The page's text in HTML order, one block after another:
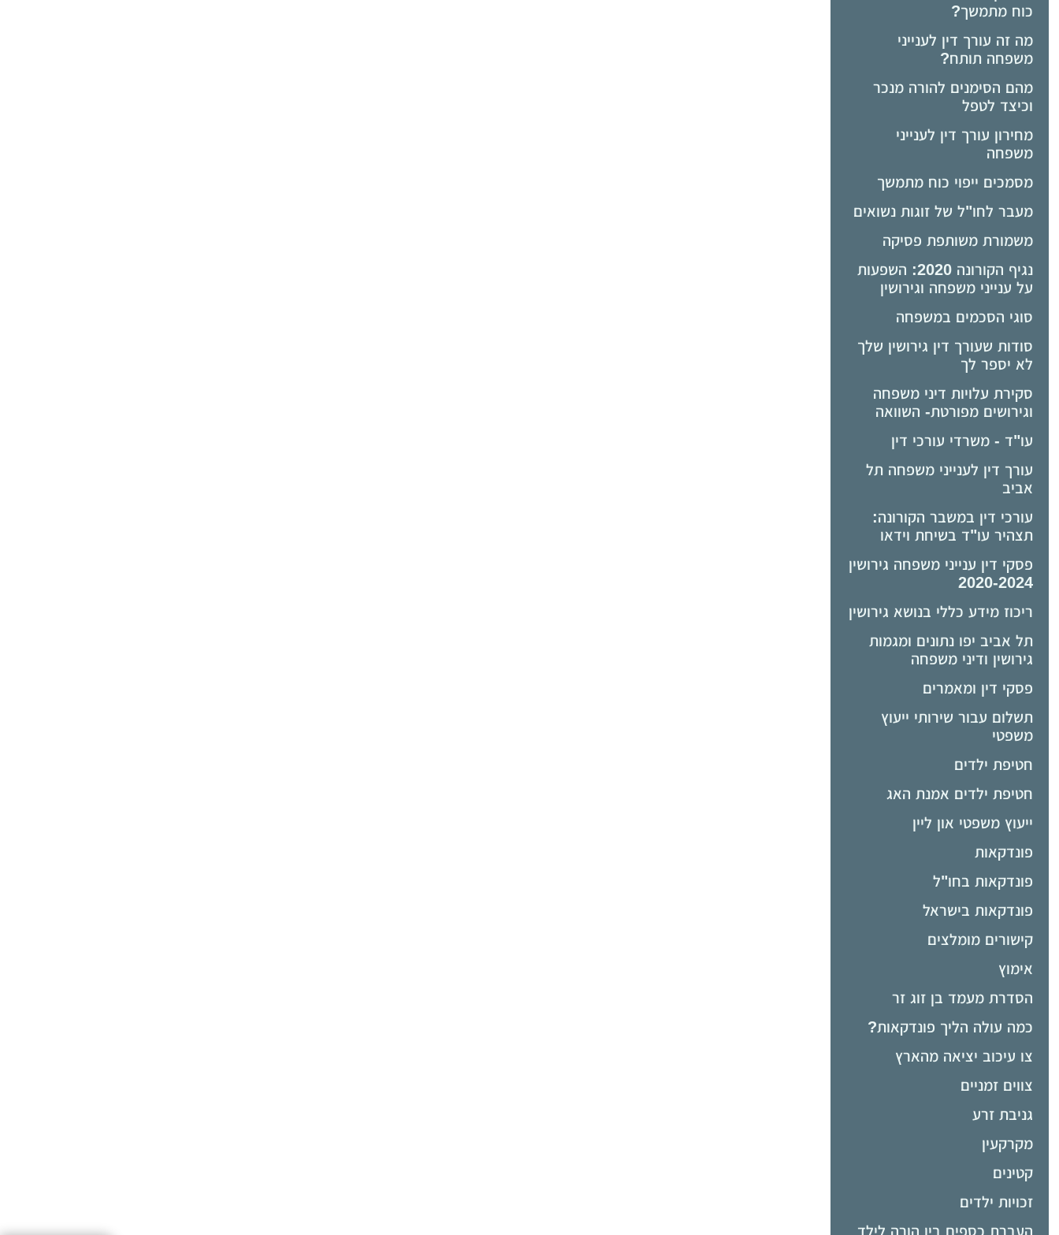
כוח מתמשך?
מה זה עורך דין לענייני
משפחה תותח?
מהם הסימנים להורה מנכר
וכיצד לטפל
מחירון עורך דין לענייני
משפחה
מסמכים ייפוי כוח מתמשך
מעבר לחו"ל של זוגות נשואים
משמורת משותפת פסיקה
נגיף הקורונה 2020: השפעות
על ענייני משפחה וגירושין
סוגי הסכמים במשפחה
סודות שעורך דין גירושין שלך
לא יספר לך
סקירת עלויות דיני משפחה
וגירושים מפורטת- השוואה
עו"ד - משרדי עורכי דין
עורך דין לענייני משפחה תל
אביב
עורכי דין במשבר הקורונה:
תצהיר עו"ד בשיחת וידאו
פסקי דין ענייני משפחה גירושין
2020-2024
ריכוז מידע כללי בנושא גירושין
תל אביב יפו נתונים ומגמות
גירושין ודיני משפחה
פסקי דין ומאמרים
תשלום עבור שירותי ייעוץ
משפטי
חטיפת ילדים
חטיפת ילדים אמנת האג
ייעוץ משפטי און ליין
פונדקאות
פונדקאות בחו"ל
פונדקאות בישראל
קישורים מומלצים
אימוץ
הסדרת מעמד בן זוג זר
כמה עולה הליך פונדקאות?
צו עיכוב יציאה מהארץ
צווים זמניים
גניבת זרע
מקרקעין
קטינים
זכויות ילדים
העברת כספים בין הורה לילד